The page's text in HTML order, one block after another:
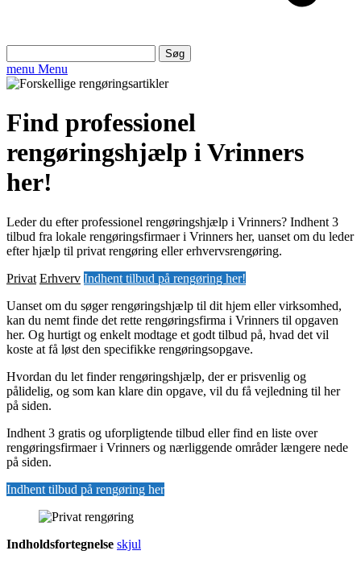
efter:
menu Menu
Find professionel
rengøringshjælp i Vrinners
her!
Leder du efter professionel rengøringshjælp i Vrinners? Indhent 3
tilbud fra lokale rengøringsfirmaer i Vrinners her, uanset om du leder
efter hjælp til privat rengøring eller erhvervsrengøring.
Privat Erhverv Indhent tilbud på rengøring her!
Uanset om du søger rengøringshjælp til dit hjem eller virksomhed,
kan du nemt finde det rette rengøringsfirma i Vrinners til opgaven
her. Og hurtigt og enkelt modtage et godt tilbud på, hvad det vil
koste at få løst den specifikke rengøringsopgave.
Hvordan du let finder rengøringshjælp, der er prisvenlig og
pålidelig, og som kan klare din opgave, vil du få vejledning til her
på siden.
Indhent 3 gratis og uforpligtende tilbud eller find en liste over
rengøringsfirmaer i Vrinners og nærliggende områder længere nede
på siden.
Indhent tilbud på rengøring her
Indholdsfortegnelse skjul